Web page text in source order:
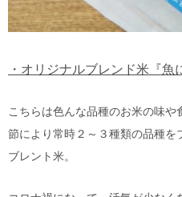
・オリジナルブレンド米『魚
こちらは色んな品種のお米の味
節により常時２～３種類の品種
ブレント米。